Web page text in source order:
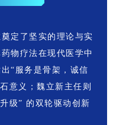
定了坚实的理论与实
物疗法在现代医学中
“服务是骨架，诚信
意义；魏立新主任则
级” 的双轮驱动创新